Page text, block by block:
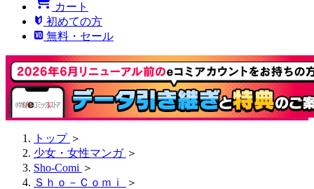
カート
初めての方
無料・セール
トップ ＞
少女・女性マンガ ＞
Sho-Comi ＞
Ｓｈｏ－Ｃｏｍｉ
＞